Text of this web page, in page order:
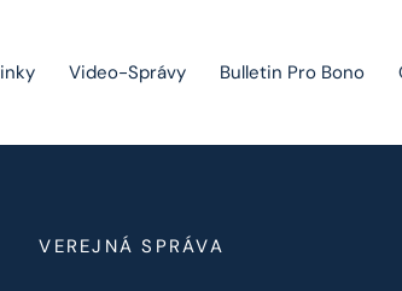
Video-Správy Bulletin Pro Bono
VEREJNÁ SPRÁVA